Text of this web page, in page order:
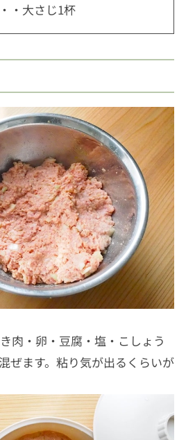
・大さじ1杯
肉・卵・豆腐・塩・こしょう
ぜます。粘り気が出るくらいが